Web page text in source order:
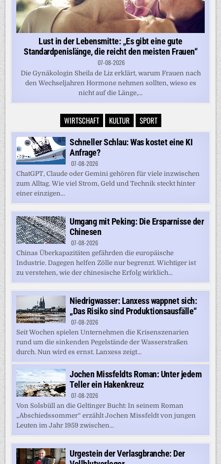
Lust in der Lebensmitte: „Es gibt eine gute
Standardpenislänge, die reicht den meisten Frauen“
07-08-2026
Die Gynäkologin Sheila de Liz erklärt, warum Frauen nach
den Wechseljahren Hormone nehmen sollten, wieso es
nicht auf die Länge,...
WIRTSCHAFT KULTUR SPORT
Schneller Schlau: Was kostet eine KI
Anfrage?
07-08-2026
ChatGPT, Claude oder Gemini gehören für viele inzwischen
zum Alltag. Wie viel Strom, Geld und Technik steckt hinter
einer einzigen...
Umgang mit Peking: Die Ersparnisse der
Chinesen
07-08-2026
Chinas Überkapazitäten gefährden die europäische
Industrie. Dagegen helfen Zölle nur begrenzt. Wichtiger ist
zu verstehen, wie der chinesische Erfolg wirklich...
Niedrigwasser: Lanxess wappnet sich:
„Das Risiko sind Produktionsausfälle“
07-08-2026
Seit Wochen spielen Unternehmen die Krisenszenarien
rund um die sinkenden Pegelstände der Wasserstraßen
durch. Nun wird es ernst. Lanxess zeigt...
Jochen Missfeldts Roman: Unter jedem
Teller ein Hakenkreuz
07-08-2026
Von Solsbüll an die Geltinger Bucht: In seinem Roman
„Abschiedssommer“ erzählt Jochen Missfeldt von jungen
Leuten im Jahr 1959 zwischen...
Urgestein der Verlasgbranche: Der